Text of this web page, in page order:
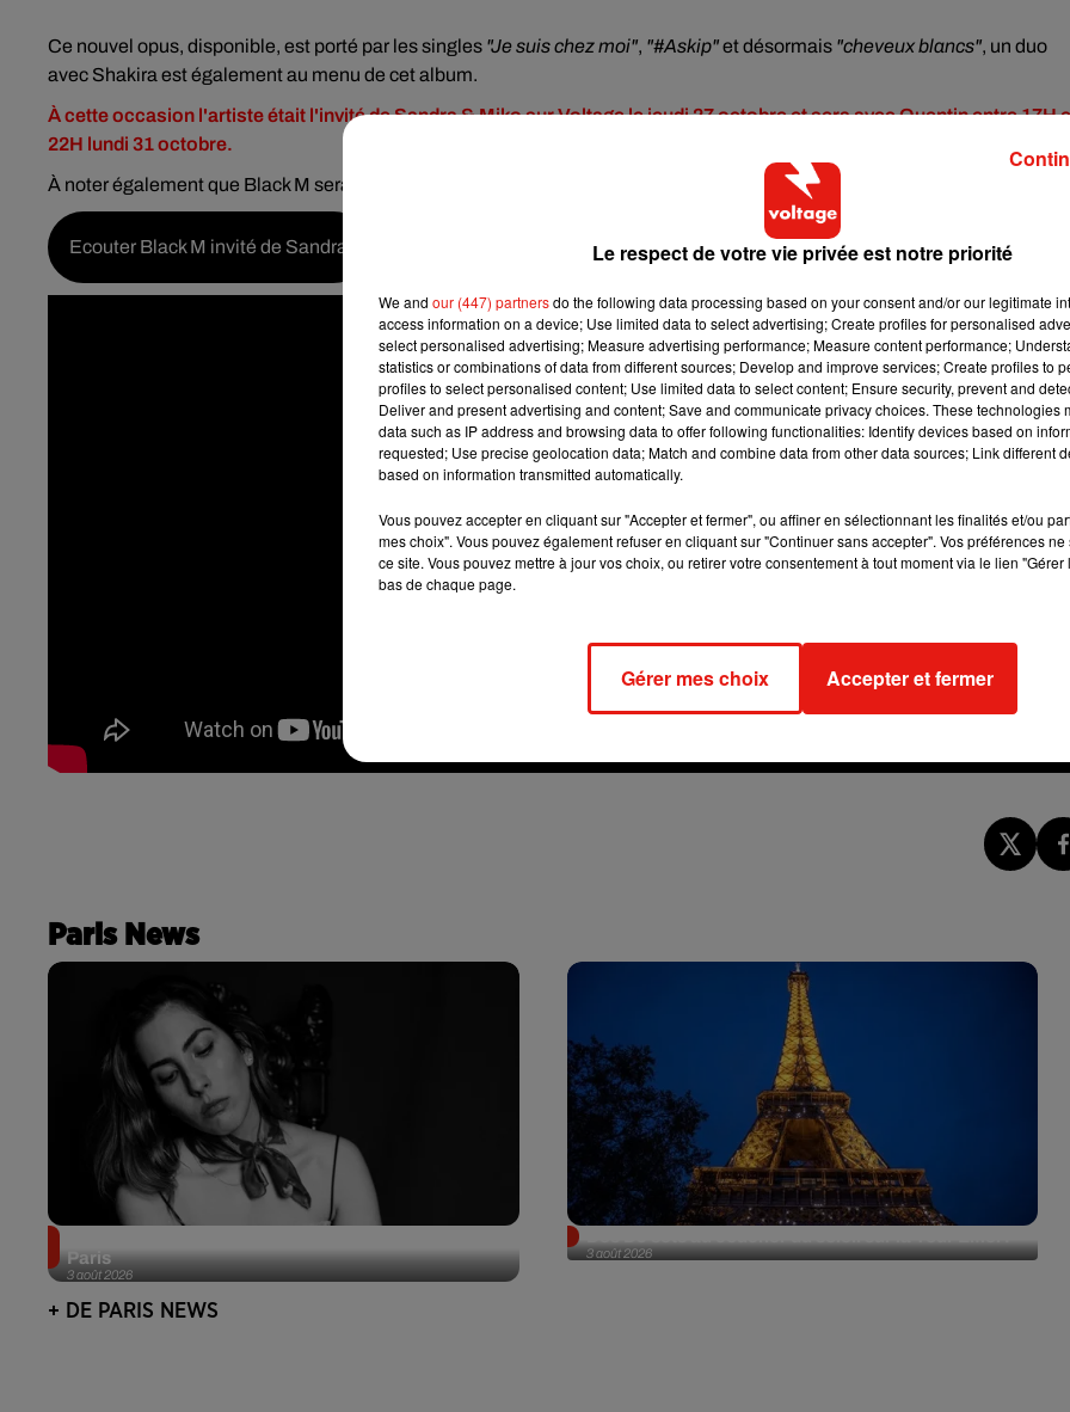
Ce nouvel opus, disponible, est porté par les singles "Je suis chez moi", "#Askip"et désormais "cheveux blancs", un duo
avec Shakira est également au menu de cet album.
À cette occasion l'artiste était l'invité de Sandra & Miko sur Voltage le jeudi 27 octobre et sera avec Quentin entre 17H
22H lundi 31 octobre.
À noter également que Black M sera sur la scène du cabaret sauvage le 9 décembre pour le Voltage Live,
Ecouter Black M invité de Sandra
Paris News
3 août 2026
Paris
3 août 2026
+ DE PARIS NEWS
Le respect de votre vie privée est notre priorité
We and our (447) partnersdo the following data processing based on your consent and/or our legitimate
access information on a device; Use limited data to select advertising; Create profiles for personalised
select personalised advertising; Measure advertising performance; Measure content performance;
statistics or combinations of data from different sources; Develop and improve services; Create profiles to
profiles to select personalised content; Use limited data to select content; Ensure security, prevent and
Deliver and present advertising and content; Save and communicate privacy choices. These technologies
data such as IP address and browsing data to offer following functionalities: Identify devices based on
requested; Use precise geolocation data; Match and combine data from other data sources; Link different
based on information transmitted automatically.
Vous pouvez accepter en cliquant sur "Accepter et fermer", ou affiner en sélectionnant les finalités et/ou
mes choix". Vous pouvez également refuser en cliquant sur "Continuer sans accepter". Vos préférences
ce site. Vous pouvez mettre à jour vos choix, ou retirer votre consentement à tout moment via le lien
bas de chaque page.
Gérer mes choix Accepter et fermer